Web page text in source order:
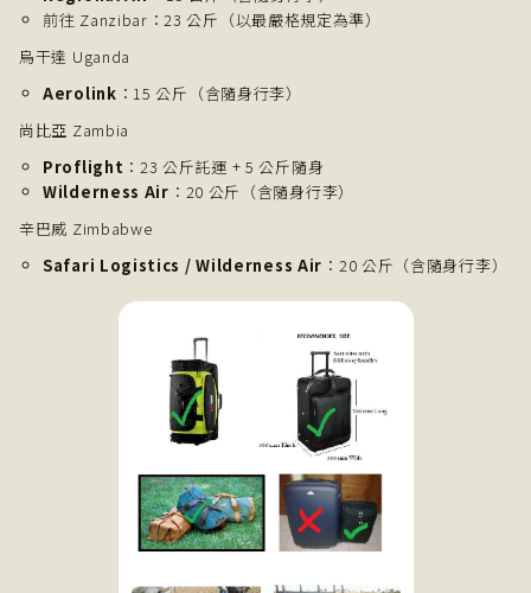
前往 Zanzibar：23 公斤（以最嚴格規定為準）
烏干達 Uganda
Aerolink ：15 公斤（含隨身行李）
尚比亞 Zambia
Proflight ：23 公斤託運 + 5 公斤隨身
Wilderness Air ：20 公斤（含隨身行李）
辛巴威 Zimbabwe
Safari Logistics / Wilderness Air ：20 公斤（含隨身行李）